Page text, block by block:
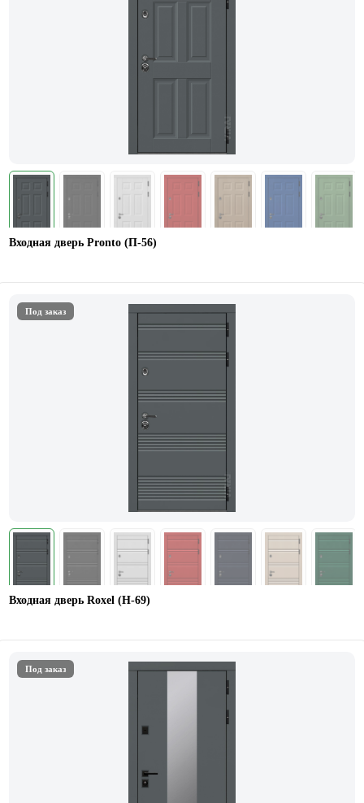
Входная дверь Pronto (П-56)
Под заказ
Входная дверь Roxel (Н-69)
Под заказ